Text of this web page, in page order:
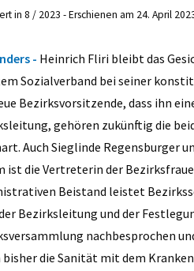
in 8 / 2023 - Erschienen am 24. April
- Heinrich Fliri bleibt das
Sozialverband bei seiner
Bezirksvorsitzende, dass ihn
gehören zukünftig die
Auch Sieglinde Regensburger
ist die Vertreterin der
Beistand leistet
Bezirksleitung und der
nachbesprochen
bisher die Sanität mit dem